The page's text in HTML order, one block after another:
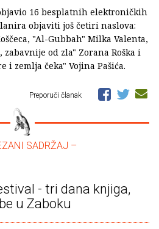
16 besplatnih elektroničkih
objaviti još četiri naslova:
"Al-Gubbah" Milka Valenta,
od zla" Zorana Roška i
i zemlja čeka" Vojina Pašića.
Preporuči članak
SADRŽAJ –
- tri dana knjiga,
u Zaboku